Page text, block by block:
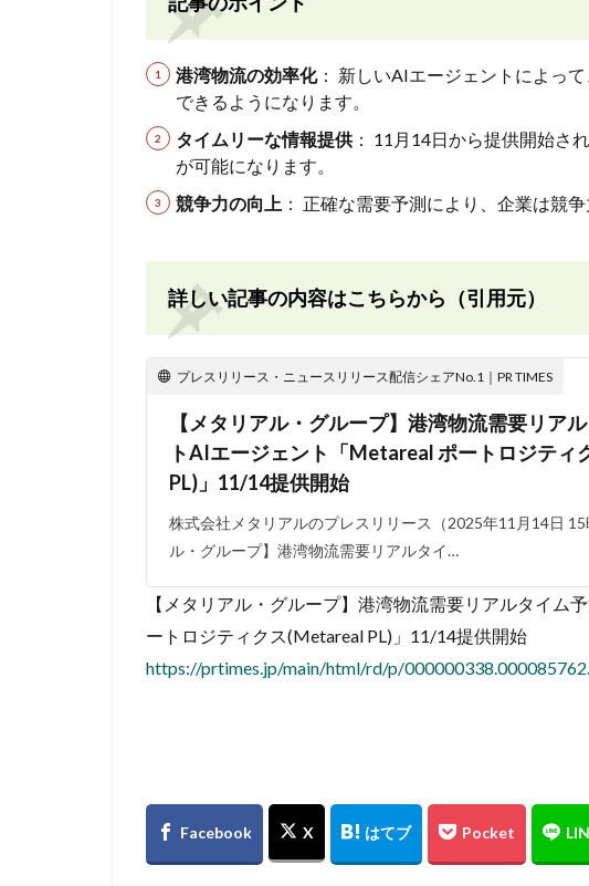
港湾物流の効率化： 新しいAIエージェントによっ
できるようになります。
タイムリーな情報提供： 11月14日から提供開始さ
が可能になります。
競争力の向上 ： 正確な需要予測により、企業は競
詳しい記事の内容はこちらから（引用元）
プレスリリース・ニュースリリース配信シェアNo.1｜PR TIMES
【メタリアル・グループ】港湾物流需要リア
トAIエージェント「Metareal ポートロジティ
PL)」11/14提供開始
株式会社メタリアルのプレスリリース（2025年11月14日
ル・グループ】港湾物流需要リアルタイ…
【メタリアル・グループ】港湾物流需要リアルタイム
ートロジティクス(Metareal PL)」11/14提供開始
https://prtimes.jp/main/html/rd/p/